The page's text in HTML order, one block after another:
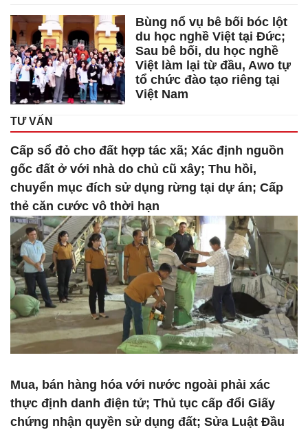
Bùng nổ vụ bê bối bóc lột
du học nghề Việt tại Đức;
Sau bê bối, du học nghề
Việt làm lại từ đầu, Awo tự
tổ chức đào tạo riêng tại
Việt Nam
TƯ VẤN
Cấp sổ đỏ cho đất hợp tác xã; Xác định nguồn
gốc đất ở với nhà do chủ cũ xây; Thu hồi,
chuyển mục đích sử dụng rừng tại dự án; Cấp
thẻ căn cước vô thời hạn
Mua, bán hàng hóa với nước ngoài phải xác
thực định danh điện tử; Thủ tục cấp đổi Giấy
chứng nhận quyền sử dụng đất; Sửa Luật Đầu